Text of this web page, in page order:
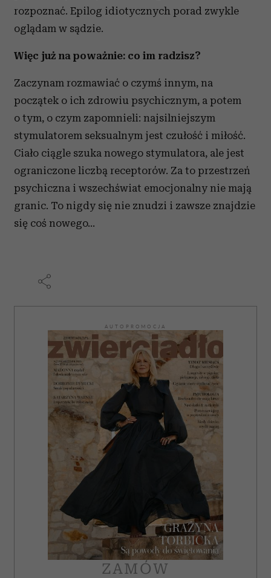
rozpoznać. Epilog idiotycznych porad zwykle
oglądam w sądzie.
Więc już na poważnie: co im radzisz?
Zaczynam rozmawiać o czymś innym, na
początek o ich zdrowiu psychicznym, a potem
o tym, o czym zapomnieli: najsilniejszym
stymulatorem seksualnym jest czułość i miłość.
Ciało ciągle szuka nowego stymulatora, ale jest
ograniczone liczbą receptorów. Za to przestrzeń
psychiczna i wszechświat emocjonalny nie mają
granic. To nigdy się nie znudzi i zawsze znajdzie
się coś nowego...
AUTOPROMOCJA
ZAMÓW